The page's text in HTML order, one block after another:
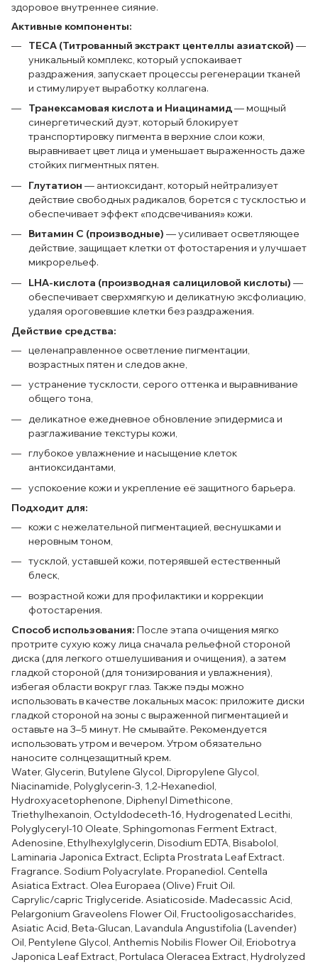
здоровое внутреннее сияние.
Активные компоненты:
TECA (Титрованный экстракт центеллы азиатской) —
уникальный комплекс, который успокаивает
раздражения, запускает процессы регенерации тканей
и стимулирует выработку коллагена.
Транексамовая кислота и Ниацинамид— мощный
синергетический дуэт, который блокирует
транспортировку пигмента в верхние слои кожи,
выравнивает цвет лица и уменьшает выраженность даже
стойких пигментных пятен.
Глутатион — антиоксидант, который нейтрализует
действие свободных радикалов, борется с тусклостью и
обеспечивает эффект «подсвечивания» кожи.
Витамин С (производные) — усиливает осветляющее
действие, защищает клетки от фотостарения и улучшает
микрорельеф.
LHA-кислота (производная салициловой кислоты) —
обеспечивает сверхмягкую и деликатную эксфолиацию,
удаляя ороговевшие клетки без раздражения.
Действие средства:
целенаправленное осветление пигментации,
возрастных пятен и следов акне,
устранение тусклости, серого оттенка и выравнивание
общего тона,
деликатное ежедневное обновление эпидермиса и
разглаживание текстуры кожи,
глубокое увлажнение и насыщение клеток
антиоксидантами,
успокоение кожи и укрепление её защитного барьера.
Подходит для:
кожи с нежелательной пигментацией, веснушками и
неровным тоном,
тусклой, уставшей кожи, потерявшей естественный
блеск,
возрастной кожи для профилактики и коррекции
фотостарения.
Способ использования: После этапа очищения мягко
протрите сухую кожу лица сначала рельефной стороной
диска (для легкого отшелушивания и очищения), а затем
гладкой стороной (для тонизирования и увлажнения),
избегая области вокруг глаз. Также пэды можно
использовать в качестве локальных масок: приложите диски
гладкой стороной на зоны с выраженной пигментацией и
оставьте на 3–5 минут. Не смывайте. Рекомендуется
использовать утром и вечером. Утром обязательно
наносите солнцезащитный крем.
Water, Glycerin, Butylene Glycol, Dipropylene Glycol,
Niacinamide, Polyglycerin-3, 1,2-Hexanediol,
Hydroxyacetophenone, Diphenyl Dimethicone,
Triethylhexanoin, Octyldodeceth-16, Hydrogenated Lecithi,
Polyglyceryl-10 Oleate, Sphingomonas Ferment Extract,
Adenosine, Ethylhexylglycerin, Disodium EDTA, Bisabolol,
Laminaria Japonica Extract, Eclipta Prostrata Leaf Extract.
Fragrance. Sodium Polyacrylate. Propanediol. Centella
Asiatica Extract. Olea Europaea (Olive) Fruit Oil.
Caprylic/capric Triglyceride. Asiaticoside. Madecassic Acid,
Pelargonium Graveolens Flower Oil, Fructooligosaccharides,
Asiatic Acid, Beta-Glucan, Lavandula Angustifolia (Lavender)
Oil, Pentylene Glycol, Anthemis Nobilis Flower Oil, Eriobotrya
Japonica Leaf Extract, Portulaca Oleracea Extract, Hydrolyzed